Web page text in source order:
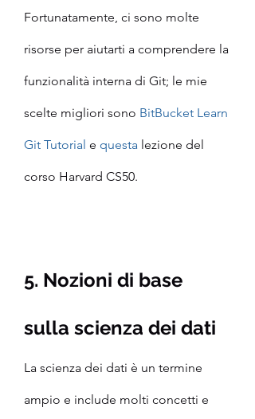
Fortunatamente, ci sono molte
risorse per aiutarti a comprendere la
funzionalità interna di Git; le mie
scelte migliori sono BitBucket Learn
Git Tutorial e questa lezione del
corso Harvard CS50.
5. Nozioni di base
sulla scienza dei dati
La scienza dei dati è un termine
ampio e include molti concetti e